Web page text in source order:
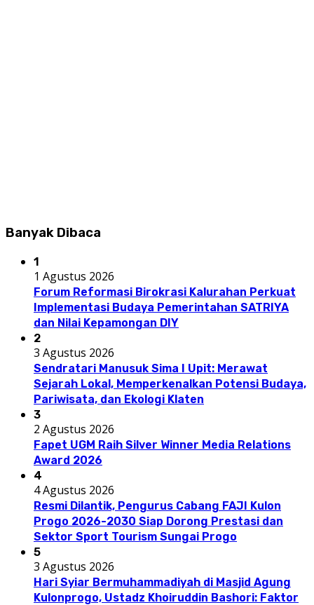
Banyak Dibaca
1
1 Agustus 2026
Forum Reformasi Birokrasi Kalurahan Perkuat
Implementasi Budaya Pemerintahan SATRIYA
dan Nilai Kepamongan DIY
2
3 Agustus 2026
Sendratari Manusuk Sima I Upit: Merawat
Sejarah Lokal, Memperkenalkan Potensi Budaya,
Pariwisata, dan Ekologi Klaten
3
2 Agustus 2026
Fapet UGM Raih Silver Winner Media Relations
Award 2026
4
4 Agustus 2026
Resmi Dilantik, Pengurus Cabang FAJI Kulon
Progo 2026-2030 Siap Dorong Prestasi dan
Sektor Sport Tourism Sungai Progo
5
3 Agustus 2026
Hari Syiar Bermuhammadiyah di Masjid Agung
Kulonprogo, Ustadz Khoiruddin Bashori: Faktor